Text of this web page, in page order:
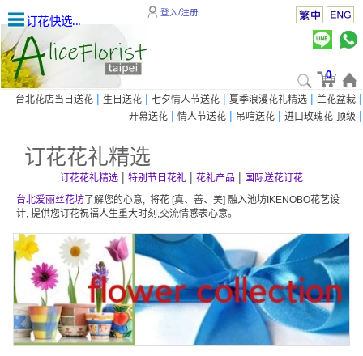
订花快选...
登入/注册
0
台北花店当日送花 | 生日送花 | 七夕情人节送花 | 夏季浪漫花礼精选 | 兰花盆栽 |
开幕送花 | 情人节送花 | 吊唁送花 | 进口玫瑰花-顶级 |
订花花礼精选
订花花礼精选| 特别节日花礼| 花礼产品 | 国际送花订花
台北爱丽丝花坊 了解您的心意, 将花 [真、善、美] 融入池坊IKENOBO花艺设
计, 提供您订花祝福人生重大时刻,交流情感表心意。